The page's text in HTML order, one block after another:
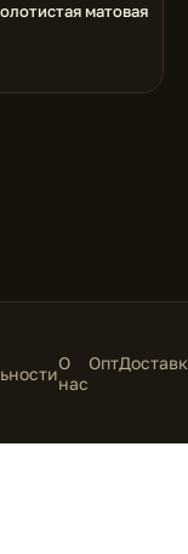
матовая
О
нас
Опт